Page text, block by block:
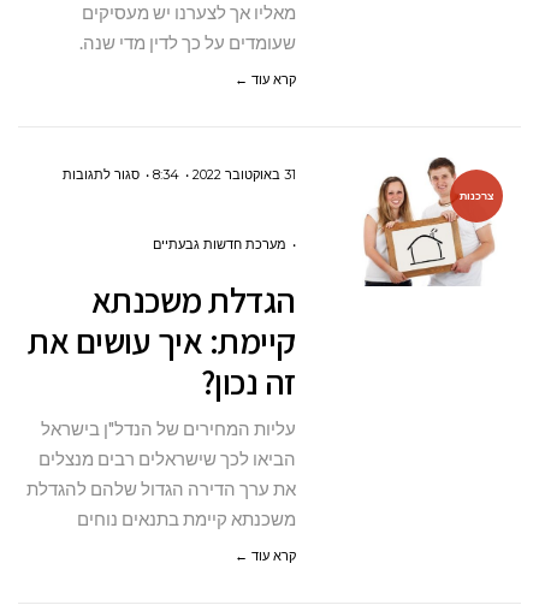
מאליו אך לצערנו יש מעסיקים
שעומדים על כך לדין מדי שנה.
קרא עוד ←
צרכנות
31 באוקטובר 2022 8:34 סגור לתגובותעל
עושים
מערכת חדשות גבעתיים
הגדלת משכנתא
קיימת: איך עושים את
זה נכון?
עליות המחירים של הנדל"ן בישראל
הביאו לכך שישראלים רבים מנצלים
את ערך הדירה הגדול שלהם להגדלת
משכנתא קיימת בתנאים נוחים
קרא עוד ←